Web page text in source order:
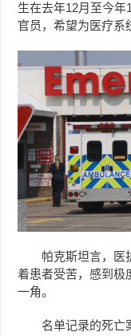
生在去年12月至今
官员，希望为医疗系
帕克斯坦言，医
着患者受苦，感到极
一角。
名单记录的死亡